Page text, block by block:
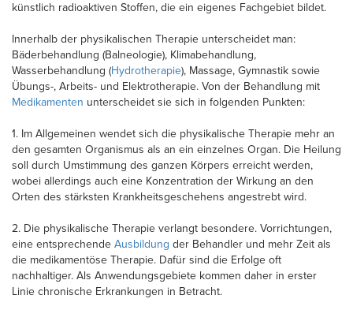
künstlich radioaktiven Stoffen, die ein eigenes Fachgebiet bildet.
Innerhalb der physikalischen Therapie unterscheidet man:
Bäderbehandlung (Balneologie), Klimabehandlung,
Wasserbehandlung (Hydrotherapie), Massage, Gymnastik sowie
Übungs-, Arbeits- und Elektrotherapie. Von der Behandlung mit
Medikamenten unterscheidet sie sich in folgenden Punkten:
1. Im Allgemeinen wendet sich die physikalische Therapie mehr an
den gesamten Organismus als an ein einzelnes Organ. Die Heilung
soll durch Umstimmung des ganzen Körpers erreicht werden,
wobei allerdings auch eine Konzentration der Wirkung an den
Orten des stärksten Krankheitsgeschehens angestrebt wird.
2. Die physikalische Therapie verlangt besondere. Vorrichtungen,
eine entsprechende Ausbildung der Behandler und mehr Zeit als
die medikamentöse Therapie. Dafür sind die Erfolge oft
nachhaltiger. Als Anwendungsgebiete kommen daher in erster
Linie chronische Erkrankungen in Betracht.